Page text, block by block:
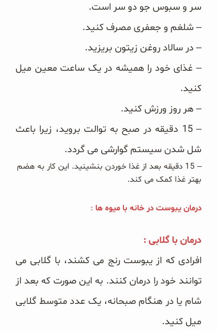
سر و سبوس جو دو سر است.
– شلغم و جعفری مصرف کنید.
– در سالاد روغن زیتون بریزید.
– غذای خود را همیشه در یک ساعت معین میل
کنید.
– هر روز ورزش کنید.
– 15 دقیقه در صبح به توالت بروید، زیرا باعث
شل شدن سیستم گوارشی می گردد.
– 15 دقیقه بعد از غذا خوردن بنشینید. این کار به هضم
بهتر غذا کمک می کند.
درمان یبوست در خانه با میوه ها :
درمان با گلابی :
افرادی که از یبوست رنج می کشند، با گلابی می
توانند خود را درمان کنند. به این صورت که بعد از
شام یا در هنگام صبحانه، یک عدد متوسط گلابی
میل کنید.